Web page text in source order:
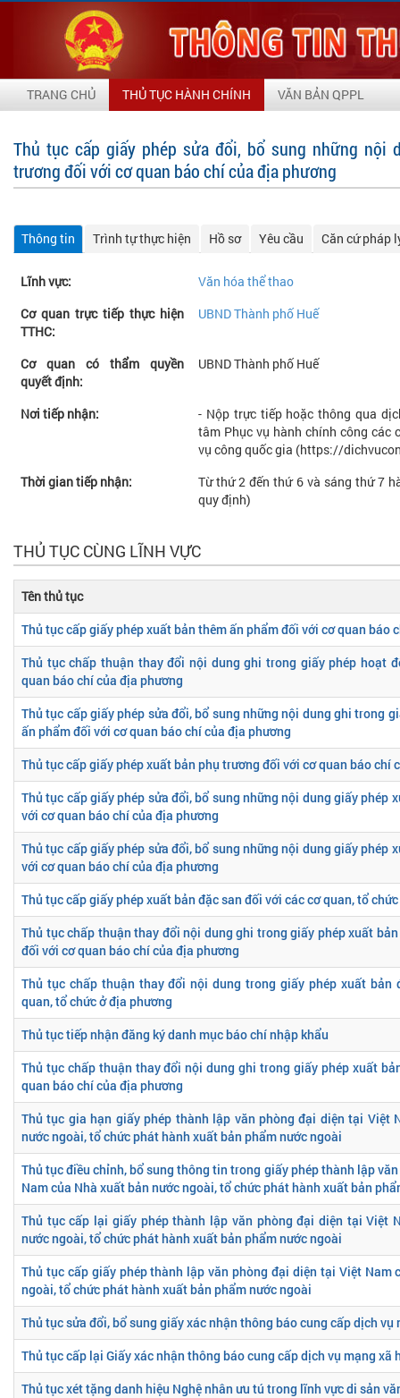
TRANG CHỦ THỦ TỤC HÀNH CHÍNH VĂN BẢN QPPL
Thủ tục cấp giấy phép sửa đổi, bổ sung những nội
trương đối với cơ quan báo chí của địa phương
Thông tin Trình tự thực hiện Hồ sơ Yêu cầu Căn cứ pháp
Lĩnh vực:
Văn hóa thể thao
Cơ quan trực tiếp thực hiện
TTHC:
UBND Thành phố Huế
Cơ quan có thẩm quyền
quyết định:
UBND Thành phố Huế
Nơi tiếp nhận:
- Nộp trực tiếp hoặc thông qua
tâm Phục vụ hành chính công các
vụ công quốc gia (https://
Thời gian tiếp nhận:
Từ thứ 2 đến thứ 6 và sáng thứ 7
quy định)
THỦ TỤC CÙNG LĨNH VỰC
Tên thủ tục
Thủ tục cấp giấy phép xuất bản thêm ấn phẩm đối với cơ quan báo
Thủ tục chấp thuận thay đổi nội dung ghi trong giấy phép hoạt
quan báo chí của địa phương
Thủ tục cấp giấy phép sửa đổi, bổ sung những nội dung ghi trong
ấn phẩm đối với cơ quan báo chí của địa phương
Thủ tục cấp giấy phép xuất bản phụ trương đối với cơ quan báo chí
Thủ tục cấp giấy phép sửa đổi, bổ sung những nội dung giấy phép
với cơ quan báo chí của địa phương
Thủ tục cấp giấy phép sửa đổi, bổ sung những nội dung giấy phép
với cơ quan báo chí của địa phương
Thủ tục cấp giấy phép xuất bản đặc san đối với các cơ quan, tổ
Thủ tục chấp thuận thay đổi nội dung ghi trong giấy phép xuất
đối với cơ quan báo chí của địa phương
Thủ tục chấp thuận thay đổi nội dung trong giấy phép xuất bản
quan, tổ chức ở địa phương
Thủ tục tiếp nhận đăng ký danh mục báo chí nhập khẩu
Thủ tục chấp thuận thay đổi nội dung ghi trong giấy phép xuất
quan báo chí của địa phương
Thủ tục gia hạn giấy phép thành lập văn phòng đại diện tại Việt
nước ngoài, tổ chức phát hành xuất bản phẩm nước ngoài
Thủ tục điều chỉnh, bổ sung thông tin trong giấy phép thành lập
Nam của Nhà xuất bản nước ngoài, tổ chức phát hành xuất bản
Thủ tục cấp lại giấy phép thành lập văn phòng đại diện tại Việt
nước ngoài, tổ chức phát hành xuất bản phẩm nước ngoài
Thủ tục cấp giấy phép thành lập văn phòng đại diện tại Việt Nam
ngoài, tổ chức phát hành xuất bản phẩm nước ngoài
Thủ tục sửa đổi, bổ sung giấy xác nhận thông báo cung cấp dịch vụ
Thủ tục cấp lại Giấy xác nhận thông báo cung cấp dịch vụ mạng xã
Thủ tục xét tặng danh hiệu Nghệ nhân ưu tú trong lĩnh vực di sản